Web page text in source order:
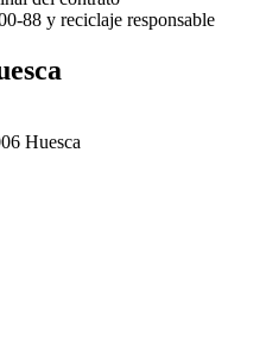
88 y reciclaje responsable
Huesca